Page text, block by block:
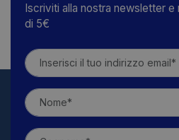
Iscriviti alla nostra newsletter
di 5€